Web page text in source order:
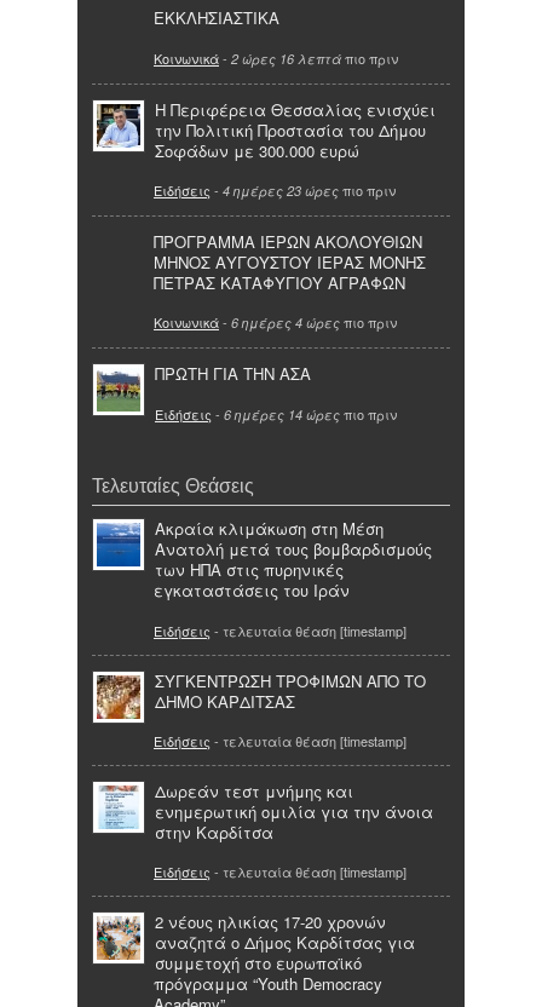
ΕΚΚΛΗΣΙΑΣΤΙΚΑ
Κοινωνικά- 2 ώρες 16 λεπτά πιο πριν
Η Περιφέρεια Θεσσαλίας ενισχύει
την Πολιτική Προστασία του Δήμου
Σοφάδων με 300.000 ευρώ
Ειδήσεις - 4 ημέρες 23 ώρες πιο πριν
ΠΡΟΓΡΑΜΜΑ ΙΕΡΩΝ ΑΚΟΛΟΥΘΙΩΝ
ΜΗΝΟΣ ΑΥΓΟΥΣΤΟΥ ΙΕΡΑΣ ΜΟΝΗΣ
ΠΕΤΡΑΣ ΚΑΤΑΦΥΓΙΟΥ ΑΓΡΑΦΩΝ
Κοινωνικά- 6 ημέρες 4 ώρες πιο πριν
ΠΡΩΤΗ ΓΙΑ ΤΗΝ ΑΣΑ
Ειδήσεις - 6 ημέρες 14 ώρες πιο πριν
Τελευταίες Θεάσεις
Ακραία κλιμάκωση στη Μέση
Ανατολή μετά τους βομβαρδισμούς
των ΗΠΑ στις πυρηνικές
εγκαταστάσεις του Ιράν
Ειδήσεις - τελευταία θέαση [timestamp]
ΣΥΓΚΕΝΤΡΩΣΗ ΤΡΟΦΙΜΩΝ ΑΠΟ ΤΟ
ΔΗΜΟ ΚΑΡΔΙΤΣΑΣ
Ειδήσεις - τελευταία θέαση [timestamp]
Δωρεάν τεστ μνήμης και
ενημερωτική ομιλία για την άνοια
στην Καρδίτσα
Ειδήσεις - τελευταία θέαση [timestamp]
2 νέους ηλικίας 17-20 χρονών
αναζητά ο Δήμος Καρδίτσας για
συμμετοχή στο ευρωπαϊκό
πρόγραμμα “Youth Democracy